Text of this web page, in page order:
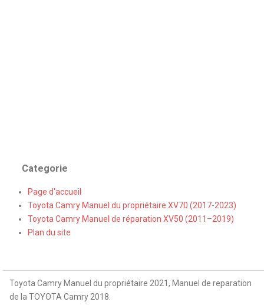
Categorie
Page d'accueil
Toyota Camry Manuel du propriétaire XV70 (2017-2023)
Toyota Camry Manuel de réparation XV50 (2011–2019)
Plan du site
Toyota Camry Manuel du propriétaire 2021, Manuel de reparation
de la TOYOTA Camry 2018.